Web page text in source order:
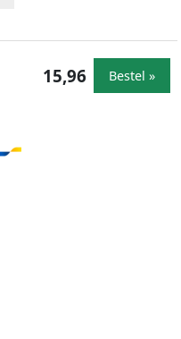
15,96 Bestel »